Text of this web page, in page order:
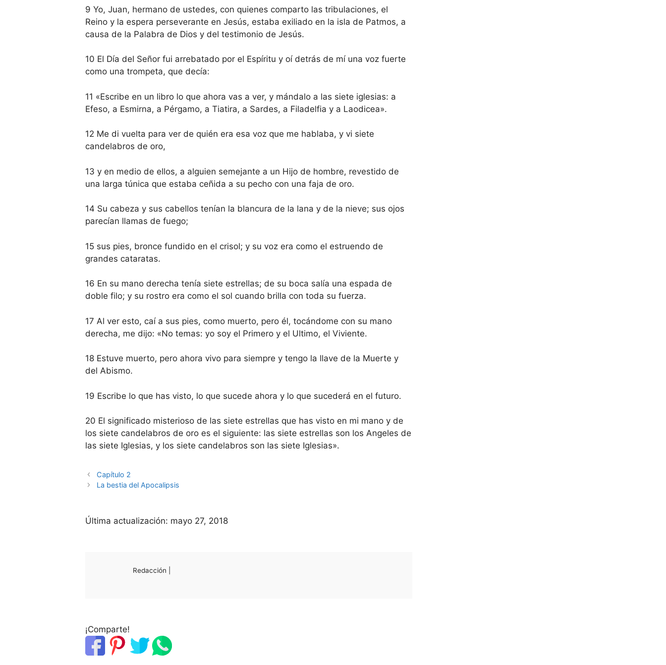
9 Yo, Juan, hermano de ustedes, con quienes comparto las tribulaciones, el
Reino y la espera perseverante en Jesús, estaba exiliado en la isla de Patmos, a
causa de la Palabra de Dios y del testimonio de Jesús.
10 El Día del Señor fui arrebatado por el Espíritu y oí detrás de mí una voz fuerte
como una trompeta, que decía:
11 «Escribe en un libro lo que ahora vas a ver, y mándalo a las siete iglesias: a
Efeso, a Esmirna, a Pérgamo, a Tiatira, a Sardes, a Filadelfia y a Laodicea».
12 Me di vuelta para ver de quién era esa voz que me hablaba, y vi siete
candelabros de oro,
13 y en medio de ellos, a alguien semejante a un Hijo de hombre, revestido de
una larga túnica que estaba ceñida a su pecho con una faja de oro.
14 Su cabeza y sus cabellos tenían la blancura de la lana y de la nieve; sus ojos
parecían llamas de fuego;
15 sus pies, bronce fundido en el crisol; y su voz era como el estruendo de
grandes cataratas.
16 En su mano derecha tenía siete estrellas; de su boca salía una espada de
doble filo; y su rostro era como el sol cuando brilla con toda su fuerza.
17 Al ver esto, caí a sus pies, como muerto, pero él, tocándome con su mano
derecha, me dijo: «No temas: yo soy el Primero y el Ultimo, el Viviente.
18 Estuve muerto, pero ahora vivo para siempre y tengo la llave de la Muerte y
del Abismo.
19 Escribe lo que has visto, lo que sucede ahora y lo que sucederá en el futuro.
20 El significado misterioso de las siete estrellas que has visto en mi mano y de
los siete candelabros de oro es el siguiente: las siete estrellas son los Angeles de
las siete Iglesias, y los siete candelabros son las siete Iglesias».
Capítulo 2
La bestia del Apocalipsis
Última actualización: mayo 27, 2018
Redacción |
¡Comparte!